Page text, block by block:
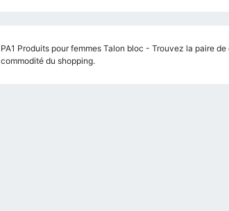
PA1 Produits pour femmes Talon bloc - Trouvez la paire
commodité du shopping.